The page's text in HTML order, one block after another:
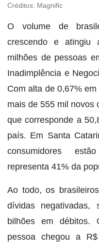
Créditos: Magnific
O volume de
crescendo e atingiu
milhões de pessoas
Inadimplência e
Com alta de 0,67%
mais de 555 mil novos
que corresponde a
país. Em Santa
consumidores
representa 41% da
Ao todo, os
dívidas
bilhões em débitos.
pessoa chegou a